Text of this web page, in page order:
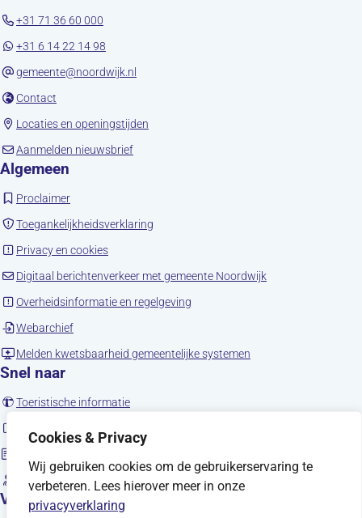
Cookies & Privacy
Wij gebruiken cookies om de gebruikerservaring te
verbeteren. Lees hierover meer in onze
privacyverklaring
+31 71 36 60 000
+31 6 14 22 14 98
gemeente@noordwijk.nl
Contact
Locaties en openingstijden
Aanmelden nieuwsbrief(opent in nieuw tabblad)
Algemeen
Proclaimer(opent in nieuw tabblad)
Toegankelijkheidsverklaring
Privacy en cookies(opent in nieuw tabblad)
Digitaal berichtenverkeer met gemeente Noordwijk(opent in nieuw
Overheidsinformatie en regelgeving
Webarchief(opent in nieuw tabblad)
Melden kwetsbaarheid gemeentelijke systemen
Snel naar
Toeristische informatie(opent in nieuw tabblad)
Vacatures
(opent in nieuw tabblad)
Volg ons